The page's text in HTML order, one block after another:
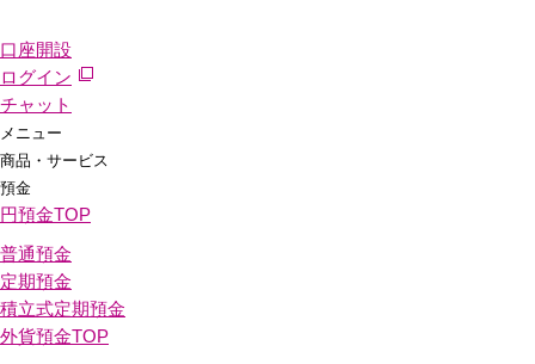
口座開設
ログイン
チャット
メニュー
商品・サービス
預金
円預金TOP
普通預金
定期預金
積立式定期預金
外貨預金TOP